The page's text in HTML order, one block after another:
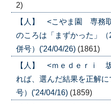
2)
【人】 <こやま園 専務
のころは「まずかった」
併号）('24/04/26) (1861)
【人】 <ｍｅｄｅｒｉ
れば、選んだ結果を正解
号）('24/04/16) (1859)